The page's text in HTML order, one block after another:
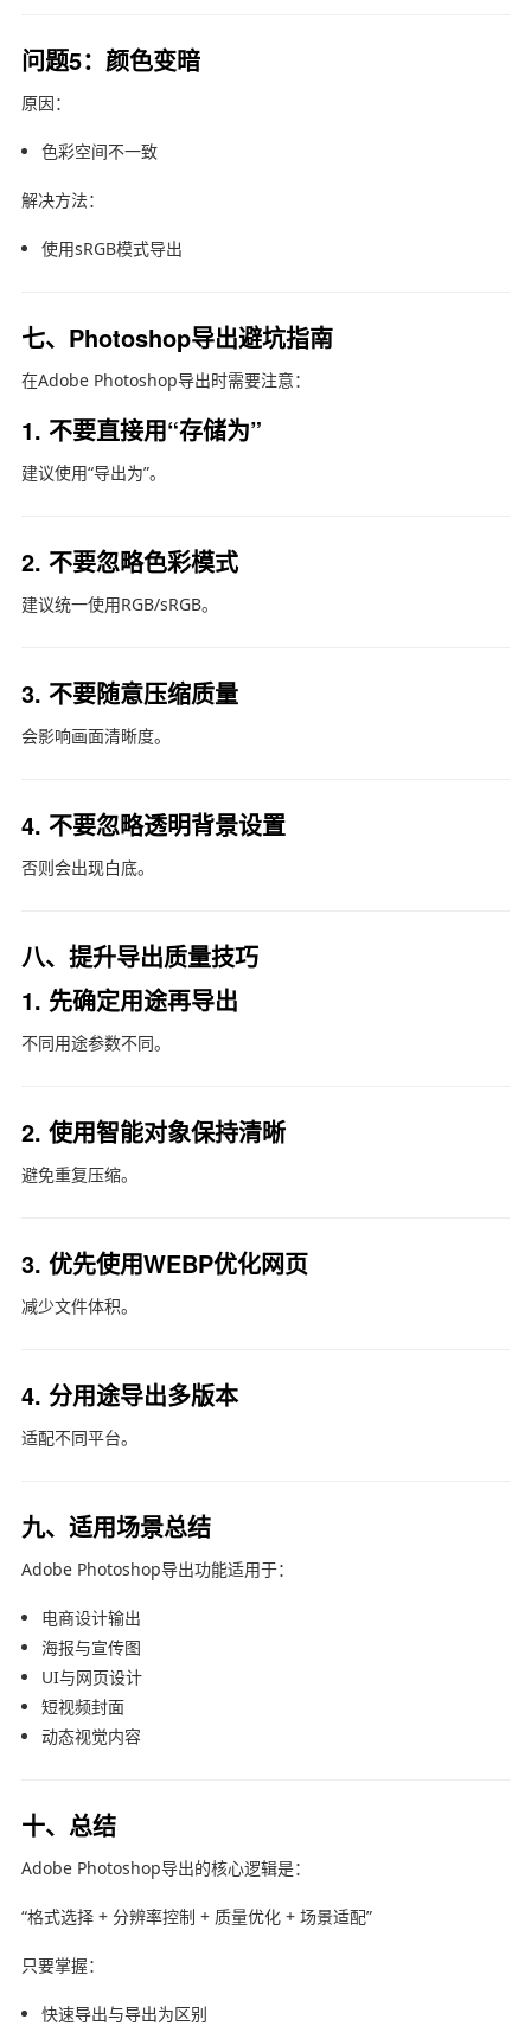
问题5：颜色变暗
原因：
色彩空间不一致
解决方法：
使用sRGB模式导出
七、Photoshop导出避坑指南
在Adobe Photoshop导出时需要注意：
1. 不要直接用“存储为”
建议使用“导出为”。
2. 不要忽略色彩模式
建议统一使用RGB/sRGB。
3. 不要随意压缩质量
会影响画面清晰度。
4. 不要忽略透明背景设置
否则会出现白底。
八、提升导出质量技巧
1. 先确定用途再导出
不同用途参数不同。
2. 使用智能对象保持清晰
避免重复压缩。
3. 优先使用WEBP优化网页
减少文件体积。
4. 分用途导出多版本
适配不同平台。
九、适用场景总结
Adobe Photoshop导出功能适用于：
电商设计输出
海报与宣传图
UI与网页设计
短视频封面
动态视觉内容
十、总结
Adobe Photoshop导出的核心逻辑是：
“格式选择 + 分辨率控制 + 质量优化 + 场景适配”
只要掌握：
快速导出与导出为区别